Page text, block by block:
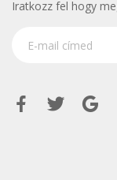
Iratkozz fel hogy